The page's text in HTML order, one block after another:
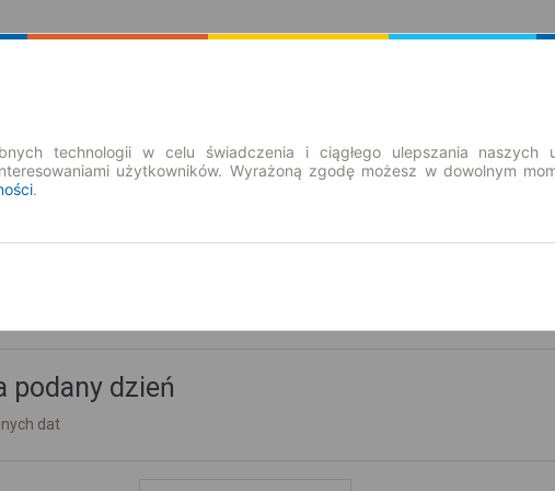
podany dzień
dat
technologii w celu świadczenia i ciągłego ulepszania naszych
użytkowników. Wyrażoną zgodę możesz w dowolnym
.